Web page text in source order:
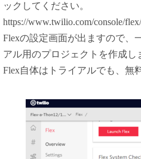
ックしてください。
https://www.twilio.com/console/
Flexの設定画面が出ますので、
アル用のプロジェクトを作成し
Flex自体はトライアルでも、無